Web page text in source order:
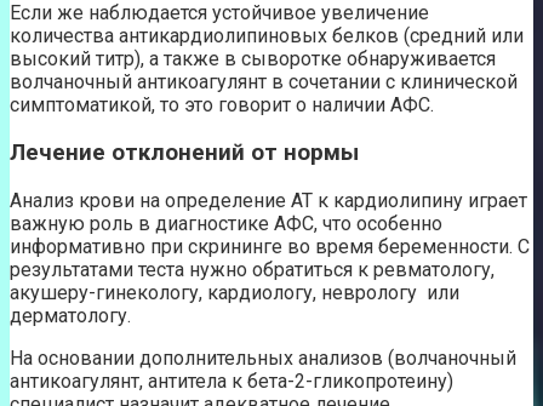
Если же наблюдается устойчивое увеличение
количества антикардиолипиновых белков (средний или
высокий титр), а также в сыворотке обнаруживается
волчаночный антикоагулянт в сочетании с клинической
симптоматикой, то это говорит о наличии АФС.
Лечение отклонений от нормы
Анализ крови на определение АТ к кардиолипину играет
важную роль в диагностике АФС, что особенно
информативно при скрининге во время беременности. С
результатами теста нужно обратиться к ревматологу,
акушеру-гинекологу, кардиологу, неврологу или
дерматологу.
На основании дополнительных анализов (волчаночный
антикоагулянт, антитела к бета-2-гликопротеину)